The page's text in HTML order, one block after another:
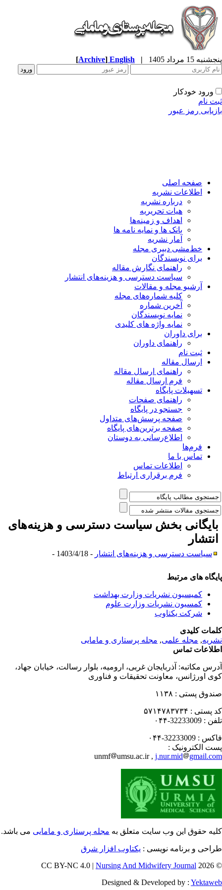
15 مرداد 1405 |
English
[Archive]
ورود خودکار
نام
رمز عبور
صفحه اصلی
اطلاعات نشریه
درباره نشریه
هیات تحریریه
اهداف و زمینه‌ها
بانک ها و نمایه نامه ها
آمار نشریه
خط‌مشی دبیری مجله
برای نویسندگان
راهنمای نگارش مقاله
سیاست دسترسی و هزینه‌های انتشار
آرشیو مجله و مقالات
کلیه شماره‌های مجله
آخرین شماره
نمایه نویسندگان
نمایه واژه های کلیدی
برای داوران
راهنمای داوران
ثبت نام
ارسال مقاله
راهنمای ارسال مقاله
فرم ارسال مقاله
تسهیلات پایگاه
راهنمای صفحات
جستجو در پایگاه
صفحه پرسش‌های متداول
صفحه برترین‌های پایگاه
اطلاع‌رسانی به دوستان
فرم‌ها
تماس با ما
اطلاعات تماس
فرم برقراری ارتباط
بخش سیاست دسترسی و هزینه‌های
سیاست دسترسی و هزینه‌های انتشار- 1403/4/18 -
های مرتبط
کمیسیون نشریات وزارت بهداشت
کمسیون نشریات وزارت علوم
شرکت یکتاوب
کلیدی
,مجله علمی, مجله پرستاری و مامایی
تماس
مکاتبه:آذربایجان غربی، ارومیه، بلوار رسالت، خیابان جهاد،
اورژانس، معاونت تحقیقات و فناوری
پستی : ۱۱۳۸
پستی : ۵۷۱۴۷۸۳۷۳۴
: 32233009-۰۴۴
: 32233009-۰۴۴
الکترونیک :
unmf
umsu.ac.ir ,j.nur.mid
حقوق این وب سایت متعلق بهمجله پرستاری و ماماییمی باشد.
و برنامه نویسی : یکتاوب افزار شرق
©
Nursing And Midwifery Journal
Designed & Developed by :